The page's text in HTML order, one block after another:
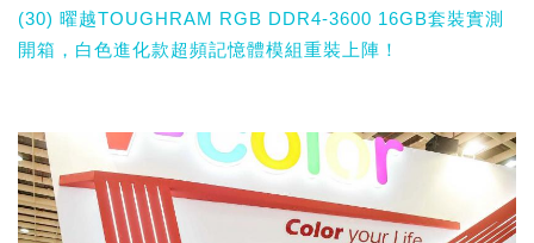
(30) 曜越TOUGHRAM RGB DDR4-3600 16GB套裝實測
開箱，白色進化款超頻記憶體模組重裝上陣！